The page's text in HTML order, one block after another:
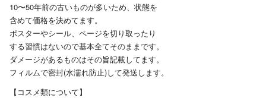
10〜50年前の古いものが多いため、状態を
含めて価格を決めてます。
ポスターやシール、ページを切り取ったり
する習慣はないので基本全てそのままです。
ダメージがあるものはその旨記載してます。
フィルムで密封(水濡れ防止)して発送します。
【コスメ類について】